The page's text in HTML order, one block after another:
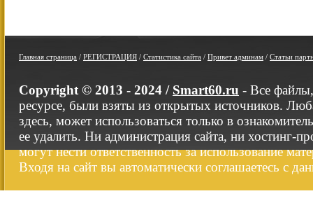
Главная страница / РЕГИСТРАЦИЯ / Статистика сайта / Привет админам / Статьи
Copyright © 2013 - 2024 / Smart60.ru - Все
ресурсе, были взяты из открытых источников.
здесь, может использоваться только в
ее удалить. Ни администрация сайта, ни хостинг-
могут нести ответственность за использование
Входя на сайт вы автоматически соглашаетесь с